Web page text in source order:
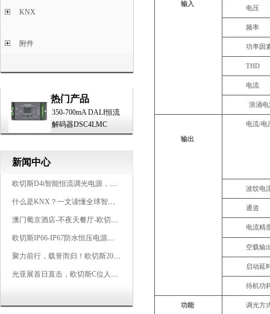
KNX
附件
热门产品
350-700mA DALI恒流
解码器DSC4LMC
新闻中心
欧切斯D4i智能恒流调光电源，引领未来照明生态
什么是KNX？一文读懂全球智能建筑控制标准
澳门葡京酒店-不夜天餐厅-欧切斯KNX智能控制系统打造高端智慧空间
欧切斯IP66-IP67防水恒压电源，无惧风雨，智稳如一
聚力前行，载誉而归！欧切斯2026光亚展完美收官
光亚展首日直击，欧切斯C位人气爆棚-双奖加冕，实力再出圈
输入
电压
频率
功率因
THD
电流
浪涌电
输出
电流/电
波纹电
通道
电流精
空载输
启动延
待机功
功能 调光方